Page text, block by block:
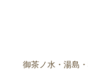
御茶ノ水・湯島